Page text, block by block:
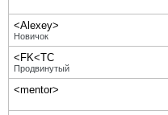
<Alexey>
Новичок
<FK<TC
Продвинутый
<mentor>